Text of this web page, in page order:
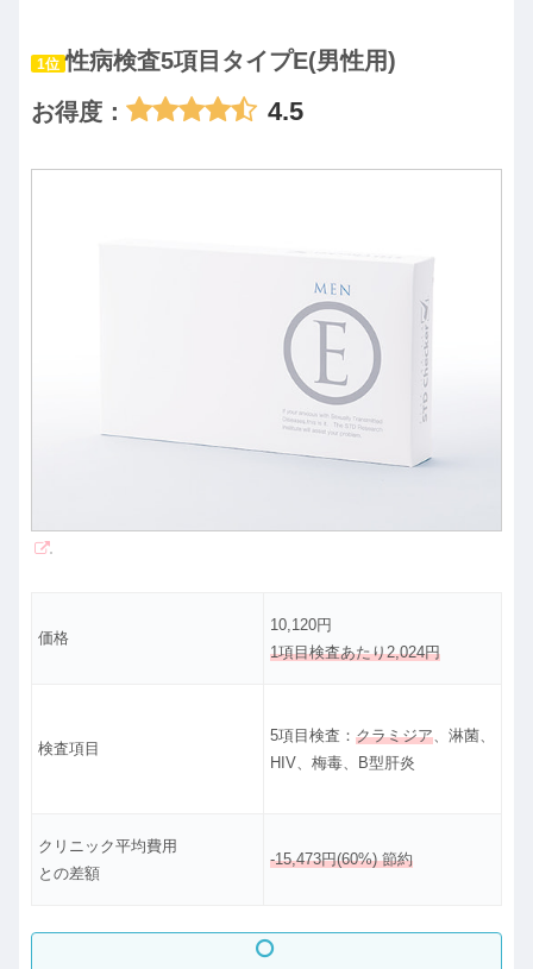
1位 性病検査5項目タイプE(男性用)
お得度：
4.5
価格
10,120円
1項目検査あたり2,024円
検査項目
5項目検査： クラミジア 、淋菌、
HIV、梅毒、B型肝炎
クリニック平均費用
との差額
-15,473円(60%) 節約